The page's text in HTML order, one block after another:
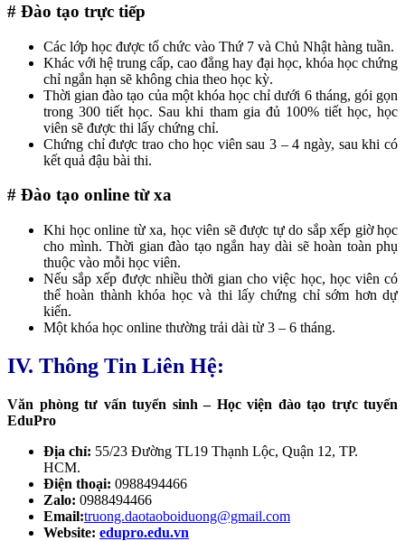
# Đào tạo trực tiếp
Các lớp học được tổ chức vào Thứ 7 và Chủ Nhật hàng tuần.
Khác với hệ trung cấp, cao đẳng hay đại học, khóa học chứng
chỉ ngắn hạn sẽ không chia theo học kỳ.
Thời gian đào tạo của một khóa học chỉ dưới 6 tháng, gói gọn
trong 300 tiết học. Sau khi tham gia đủ 100% tiết học, học
viên sẽ được thi lấy chứng chỉ.
Chứng chỉ được trao cho học viên sau 3 – 4 ngày, sau khi có
kết quả đậu bài thi.
# Đào tạo online từ xa
Khi học online từ xa, học viên sẽ được tự do sắp xếp giờ học
cho mình. Thời gian đào tạo ngắn hay dài sẽ hoàn toàn phụ
thuộc vào mỗi học viên.
Nếu sắp xếp được nhiều thời gian cho việc học, học viên có
thể hoàn thành khóa học và thi lấy chứng chỉ sớm hơn dự
kiến.
Một khóa học online thường trải dài từ 3 – 6 tháng.
IV. Thông Tin Liên Hệ:
Văn phòng tư vấn tuyển sinh – Học viện đào tạo trực tuyến
EduPro
Địa chỉ: 55/23 Đường TL19 Thạnh Lộc, Quận 12, TP.
HCM.
Điện thoại: 0988494466
Zalo: 0988494466
Email:truong.daotaoboiduong@gmail.com
Website: edupro.edu.vn